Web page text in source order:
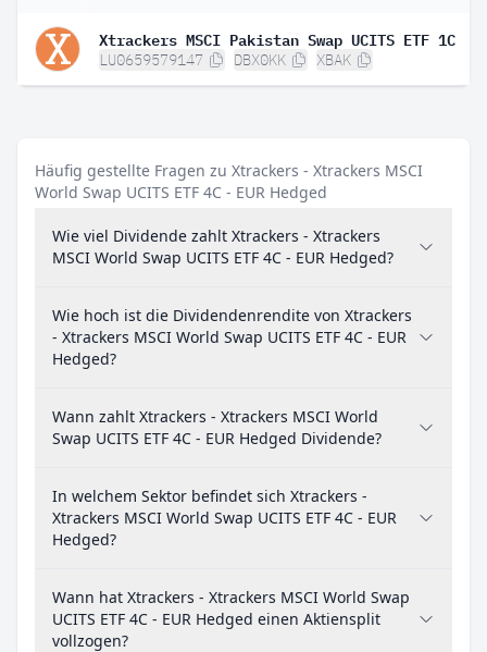
Xtrackers MSCI Pakistan Swap UCITS ETF 1C
LU0659579147 DBX0KK XBAK
Häufig gestellte Fragen zu Xtrackers - Xtrackers MSCI
World Swap UCITS ETF 4C - EUR Hedged
Wie viel Dividende zahlt Xtrackers - Xtrackers
MSCI World Swap UCITS ETF 4C - EUR Hedged?
Wie hoch ist die Dividendenrendite von Xtrackers
- Xtrackers MSCI World Swap UCITS ETF 4C - EUR
Hedged?
Wann zahlt Xtrackers - Xtrackers MSCI World
Swap UCITS ETF 4C - EUR Hedged Dividende?
In welchem Sektor befindet sich Xtrackers -
Xtrackers MSCI World Swap UCITS ETF 4C - EUR
Hedged?
Wann hat Xtrackers - Xtrackers MSCI World Swap
UCITS ETF 4C - EUR Hedged einen Aktiensplit
vollzogen?